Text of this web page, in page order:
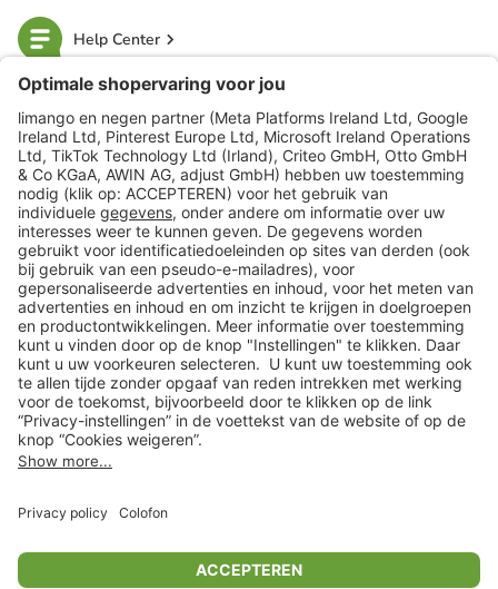
Help Center
limango
Veilig winkelen
Klantenservice
Shop
Acties
limango.de limango.pl